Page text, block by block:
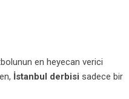
en heyecan verici
İstanbul derbisi sadece bir